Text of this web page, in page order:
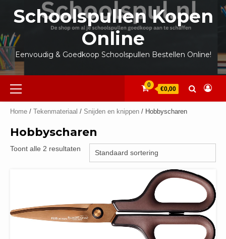
inhoud
Schoolspullen Kopen
Online
Eenvoudig & Goedkoop Schoolspullen Bestellen Online!
Primair
menu
0
€0,00
Home / Tekenmateriaal / Snijden en knippen / Hobbyscharen
Hobbyscharen
Toont alle 2 resultaten